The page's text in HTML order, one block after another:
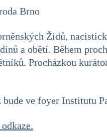
Brno
Židů,
a obětí. Během
Procházkou
ve foyer Institutu